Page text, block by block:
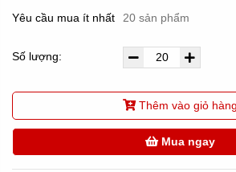
Yêu cầu mua ít nhất 20 sản phẩm
Số lượng:
Thêm vào giỏ hàng
Mua ngay